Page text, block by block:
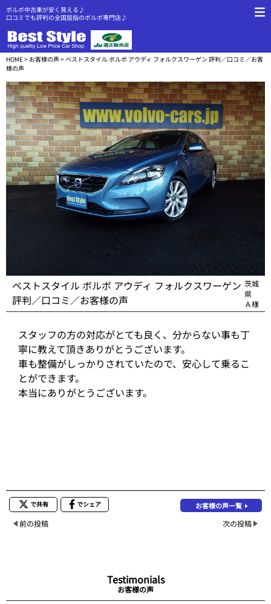
ボルボ中古車が安く買える♪
口コミでも評判の全国屈指のボルボ専門店♪
HOME> お客様の声> ベストスタイル ボルボ アウディ フォルクスワーゲン 評判／口コミ／お客
様の声
ベストスタイル ボルボ アウディ フォルクスワーゲン
評判／口コミ／お客様の声
茨城
県
Ａ様
スタッフの方の対応がとても良く、分からない事も丁
寧に教えて頂きありがとうございます。
車も整備がしっかりされていたので、安心して乗るこ
とができます。
本当にありがとうございます。
で共有 でシェア お客様の声一覧
前の投稿 次の投稿
Testimonials
お客様の声